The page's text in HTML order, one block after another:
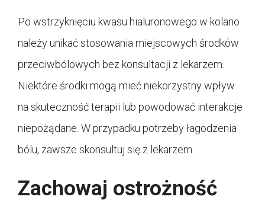
Po wstrzyknięciu kwasu hialuronowego w kolano
należy unikać stosowania miejscowych środków
przeciwbólowych bez konsultacji z lekarzem.
Niektóre środki mogą mieć niekorzystny wpływ
na skuteczność terapii lub powodować interakcje
niepożądane. W przypadku potrzeby łagodzenia
bólu, zawsze skonsultuj się z lekarzem.
Zachowaj ostrożność